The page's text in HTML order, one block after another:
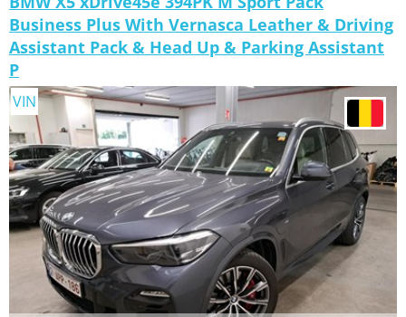
Business Plus With Vernasca Leather & Driving
Assistant Pack & Head Up & Parking Assistant
P
VIN